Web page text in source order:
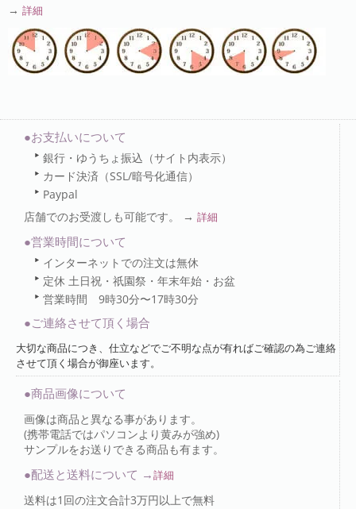
→ 詳細
●お支払いについて
銀行・ゆうちょ振込（サイト内表示）
カード決済（SSL/暗号化通信）
Paypal
店舗でのお受渡しも可能です。 → 詳細
●営業時間について
インターネットでの注文は無休
定休 土日祝・祇園祭・年末年始・お盆
営業時間 9時30分〜17時30分
●ご連絡させて頂く場合
大切な商品につき、仕立などでご不明な点が有ればご確認の為ご連絡
させて頂く場合が御座います。
●商品画像について
画像は商品と異なる事があります。
(携帯電話ではパソコンより黄みが強め)
サンプルをお送りできる商品も有ます。
●配送と送料について →詳細
送料は1回の注文合計3万円以上で無料